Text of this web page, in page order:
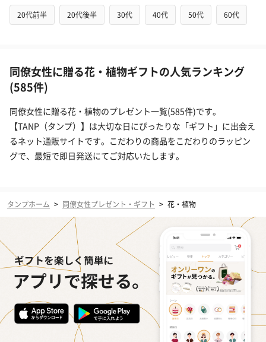
20代前半 20代後半 30代 40代 50代 60代
同僚女性に贈る花・植物ギフトの人気ランキング
(585件)
同僚女性に贈る花・植物のプレゼント一覧(585件)です。
【TANP（タンプ）】は大切な日にぴったりな「ギフト」に出会え
るネット通販サイトです。こだわりの商品をこだわりのラッピン
グで、最短で即日発送にてご対応いたします。
タンプホーム > 同僚女性プレゼント・ギフト > 花・植物